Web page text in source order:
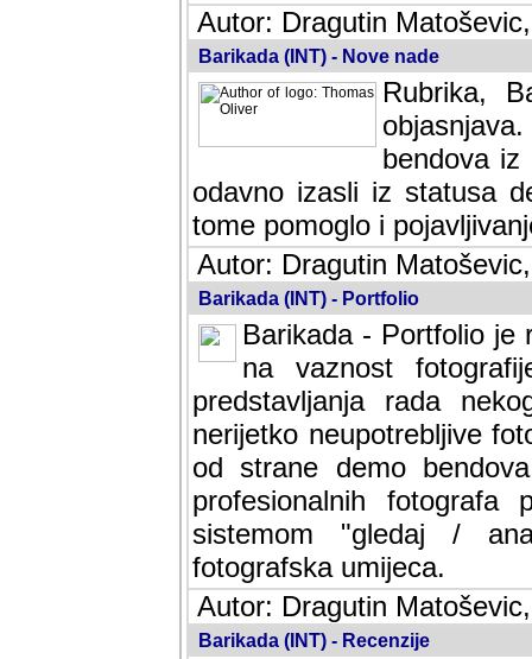
Autor: Dragutin
Barikada (INT) - Nove nade
Rubrika,
bendova
odavno izasli iz statusa
tome pomoglo i
Autor: Dragutin
Barikada (INT) - Portfolio
Barikada - Portfolio je
na vaznost
predstavljanja rada
nerijetko neupotrebljive
od strane demo
profesionalnih fotografa
sistemom "gledaj /
fotografska umijeca.
Autor: Dragutin
Barikada (INT) - Recenzije